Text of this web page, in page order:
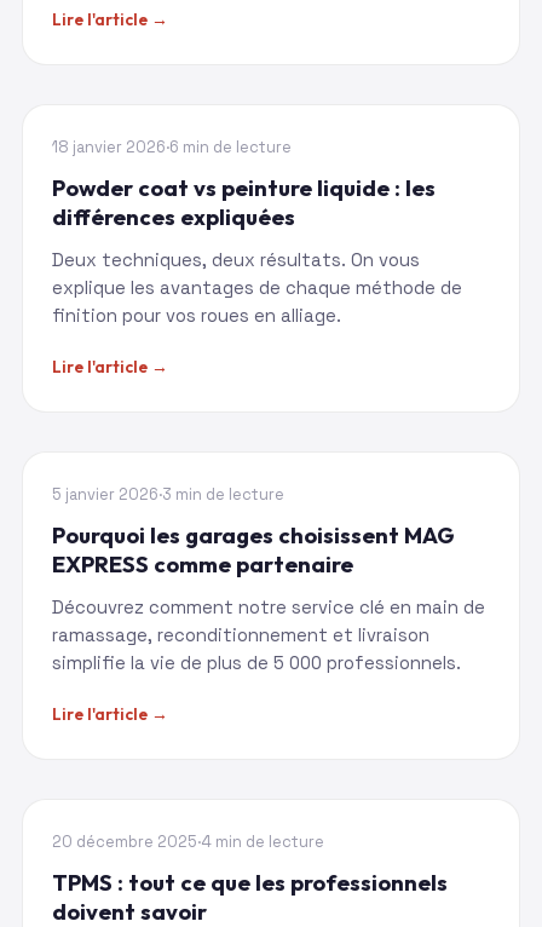
Lire l'article →
TECHNIQUE
18 janvier 2026·6 min de lecture
Powder coat vs peinture liquide : les
différences expliquées
Deux techniques, deux résultats. On vous
explique les avantages de chaque méthode de
finition pour vos roues en alliage.
Lire l'article →
ENTREPRISE
5 janvier 2026·3 min de lecture
Pourquoi les garages choisissent MAG
EXPRESS comme partenaire
Découvrez comment notre service clé en main de
ramassage, reconditionnement et livraison
simplifie la vie de plus de 5 000 professionnels.
Lire l'article →
GUIDE
20 décembre 2025·4 min de lecture
TPMS : tout ce que les professionnels
doivent savoir